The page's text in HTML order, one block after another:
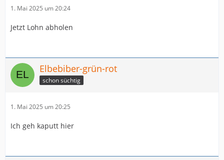
1. Mai 2025 um 20:24
Jetzt Lohn abholen
Elbebiber-grün-rot
schon süchtig
1. Mai 2025 um 20:25
Ich geh kaputt hier